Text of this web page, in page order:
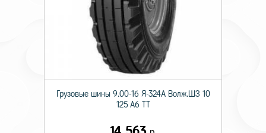
Грузовые шины 9.00-16 Я-324А Волж.ШЗ 10
125 A6 TT